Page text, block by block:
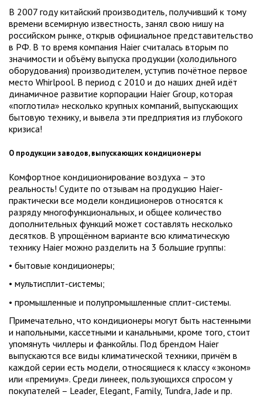
В 2007 году китайский производитель, получивший к тому
времени всемирную известность, занял свою нишу на
российском рынке, открыв официальное представительство
в РФ. В то время компания Haier считалась вторым по
значимости и объёму выпуска продукции (холодильного
оборудования) производителем, уступив почётное первое
место Whirlpool. В период с 2010 и до наших дней идёт
динамичное развитие корпорации Haier Group, которая
«поглотила» несколько крупных компаний, выпускающих
бытовую технику, и вывела эти предприятия из глубокого
кризиса!
О продукции заводов, выпускающих кондиционеры
Комфортное кондиционирование воздуха – это
реальность! Судите по отзывам на продукцию Haier-
практически все модели кондиционеров относятся к
разряду многофункциональных, и общее количество
дополнительных функций может составлять несколько
десятков. В упрощённом варианте всю климатическую
технику Haier можно разделить на 3 большие группы:
• бытовые кондиционеры;
• мультисплит-системы;
• промышленные и полупромышленные сплит-системы.
Примечательно, что кондиционеры могут быть настенными
и напольными, кассетными и канальными, кроме того, стоит
упомянуть чиллеры и фанкойлы. Под брендом Haier
выпускаются все виды климатической техники, причём в
каждой серии есть модели, относящиеся к классу «эконом»
или «премиум». Среди линеек, пользующихся спросом у
покупателей – Leader, Elegant, Family, Tundra, Jade и пр.